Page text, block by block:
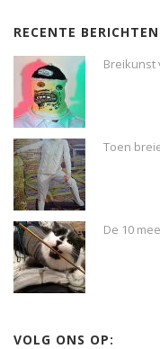
RECENTE
Breikunst
Toen
De 10
VOLG ONS OP: